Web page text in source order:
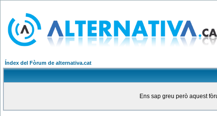
Índex del Fòrum de alternativa.cat
Ens sap greu però aquest